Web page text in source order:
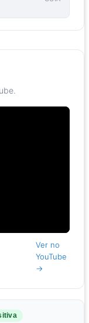
Ver no
YouTube
→